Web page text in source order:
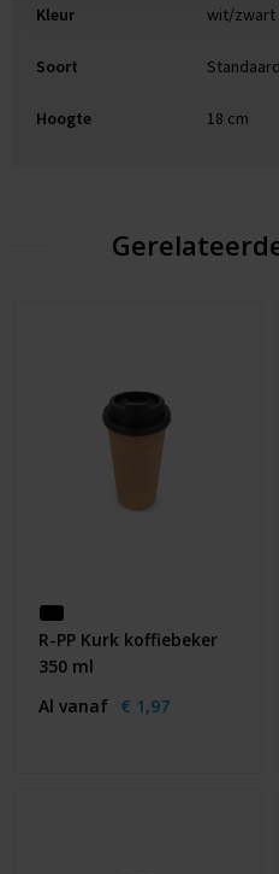
Kleur wit/zwart
Soort
Hoogte 18 cm
R-PP Kurk koffiebeker
350 ml
Al vanaf € 1,97